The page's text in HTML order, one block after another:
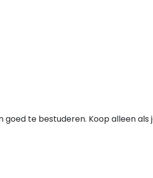
te bestuderen. Koop alleen